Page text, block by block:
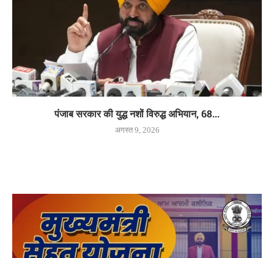
पंजाब सरकार की युद्ध नशों विरुद्ध अभियान, 68...
अगस्त 9, 2026